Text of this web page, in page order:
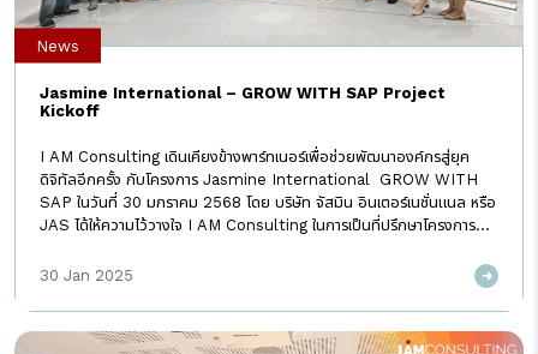
Jasmine International – GROW WITH SAP Project
Kickoff
I AM Consulting เดินเคียงข้างพาร์ทเนอร์เพื่อช่วยพัฒนาองค์กรสู่ยุค
ดิจิทัลอีกครั้ง กับโครงการ Jasmine International GROW WITH
SAP ในวันที่ 30 มกราคม 2568 โดย บริษัท จัสมิน อินเตอร์เนชั่นแนล หรือ
JAS ได้ให้ความไว้วางใจ I AM Consulting ในการเป็นที่ปรึกษาโครงการ
แนวทาง Best Practice ของ SAP ระบบ ERP ชั้นนำของโลกที่สะสม
GROW WITH SAP ในครั้งนี้ นอกเหนือจากการนำระบบ ERP ขึ้นคลาวด์
แล้ว ทาง JAS จะได้ใช้ฟีเจอร์ใหม่ ๆ ของ SAP ซึ่งจะช่วยยกระดับ
News
30 Jan 2025